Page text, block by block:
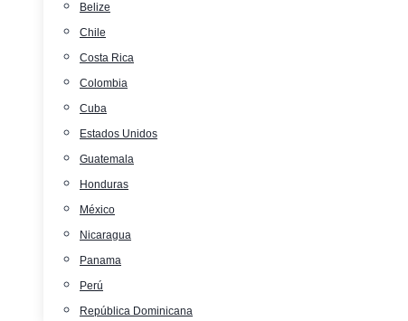
Belize
Chile
Costa Rica
Colombia
Cuba
Estados Unidos
Guatemala
Honduras
México
Nicaragua
Panama
Perú
República Dominicana